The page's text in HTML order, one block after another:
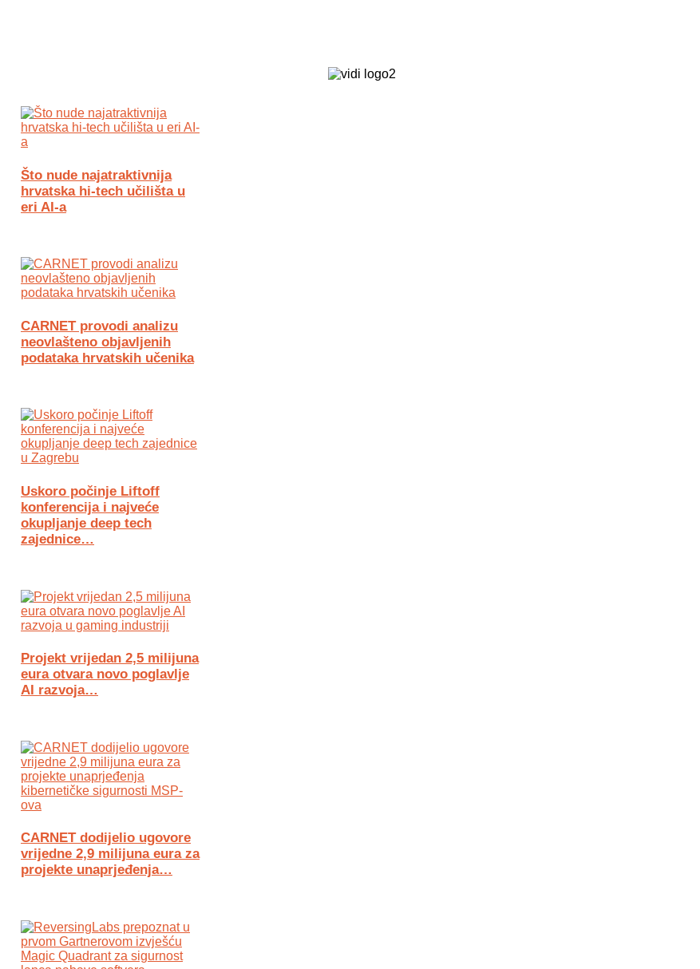
Što nude najatraktivnija
hrvatska hi-tech učilišta u
eri AI-a
CARNET provodi analizu
neovlašteno objavljenih
podataka hrvatskih učenika
Uskoro počinje Liftoff
konferencija i najveće
okupljanje deep tech
zajednice…
Projekt vrijedan 2,5 milijuna
eura otvara novo poglavlje
AI razvoja…
CARNET dodijelio ugovore
vrijedne 2,9 milijuna eura za
projekte unaprjeđenja…